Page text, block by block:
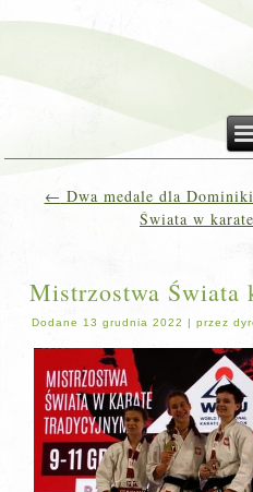
← Dwa medale dla
Świata w
Mistrzostwa Świata
Dodane 13 grudnia 2022 |przez